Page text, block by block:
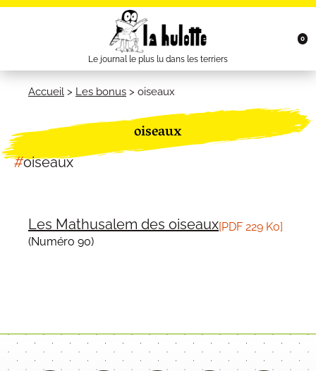
Le journal le plus lu dans les terriers
0
Accueil > Les bonus > oiseaux
oiseaux
#oiseaux
Les Mathusalem des oiseaux[PDF 229 Ko]
(Numéro 90)